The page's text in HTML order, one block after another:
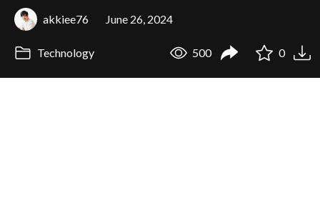
akkiee76 June 26, 2024
Technology 500 0